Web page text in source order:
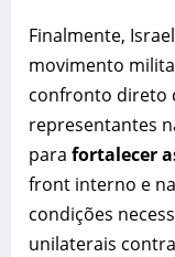
Finalmente,
movimento
confronto direto
representantes
parafortalecer
front interno e
condições
unilaterais